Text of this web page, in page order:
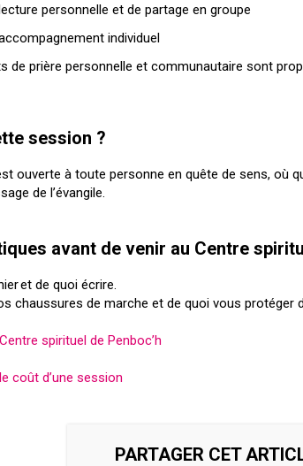
personnelle et de partage en groupe
individuel
de prière personnelle et communautaire sont
session ?
ouverte à toute personne en quête de sens, où
de l’évangile.
avant de venir au Centre
et de quoi écrire.
chaussures de marche et de quoi vous protéger
spirituel de Penboc’h
coût d’une session
PARTAGER CET